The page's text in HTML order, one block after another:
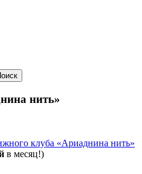
нить»
клуба «Ариаднина нить»
в месяц!)